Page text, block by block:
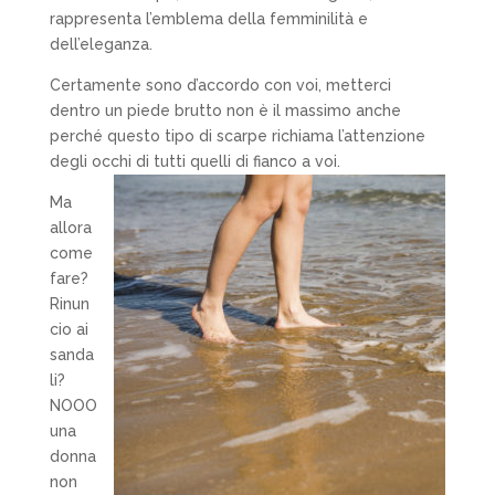
rappresenta l’emblema della femminilità e
dell’eleganza.
Certamente sono d’accordo con voi, metterci
dentro un piede brutto non è il massimo anche
perché questo tipo di scarpe richiama l’attenzione
degli occhi di tutti quelli di fianco a voi.
Ma
allora
come
fare?
Rinun
cio ai
sanda
li?
NOOO
una
donna
non